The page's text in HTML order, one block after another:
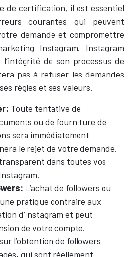
de certification, il est essentiel
courantes qui peuvent
demande et compromettre
Instagram. Instagram
de son processus de
pas à refuser les demandes
règles et ses valeurs.
Toute tentative de
ou de fourniture de
sera immédiatement
le rejet de votre demande.
dans toutes vos
L’achat de followers ou
pratique contraire aux
d’Instagram et peut
de votre compte.
l’obtention de followers
qui sont réellement